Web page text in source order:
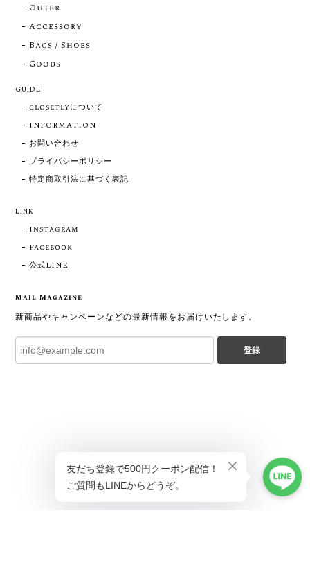
Outer
Accessory
Bags / Shoes
Goods
GUIDE
closetlyについて
INFORMATION
お問い合わせ
プライバシーポリシー
特定商取引法に基づく表記
LINK
Instagram
Facebook
公式LINE
Mail Magazine
新商品やキャンペーンなどの最新情報をお届けいたします。
登録